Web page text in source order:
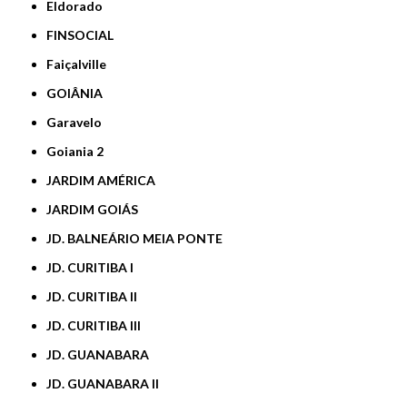
Eldorado
FINSOCIAL
Faiçalville
GOIÂNIA
Garavelo
Goiania 2
JARDIM AMÉRICA
JARDIM GOIÁS
JD. BALNEÁRIO MEIA PONTE
JD. CURITIBA I
JD. CURITIBA II
JD. CURITIBA III
JD. GUANABARA
JD. GUANABARA II